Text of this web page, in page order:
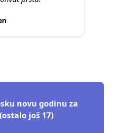
novu godinu za
još 17)